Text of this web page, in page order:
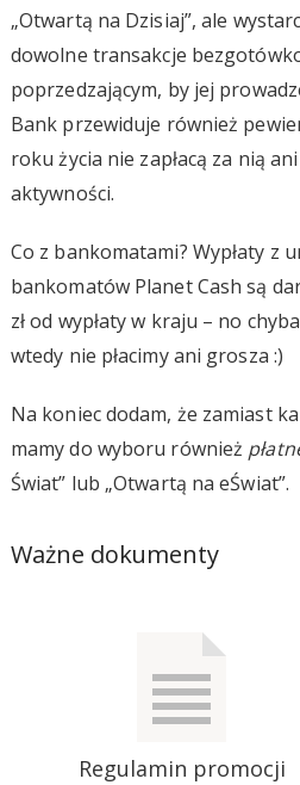
„Otwartą na Dzisiaj”, ale
dowolne transakcje
poprzedzającym, by jej
Bank przewiduje również
roku życia nie zapłacą za nią
aktywności.
Co z bankomatami? Wypłaty z
bankomatów Planet Cash są
zł od wypłaty w kraju – no
wtedy nie płacimy ani grosza :)
Na koniec dodam, że zamiast
mamy do wyboru również
Świat” lub „Otwartą na eŚwiat”.
Ważne dokumenty
Regulamin promocji